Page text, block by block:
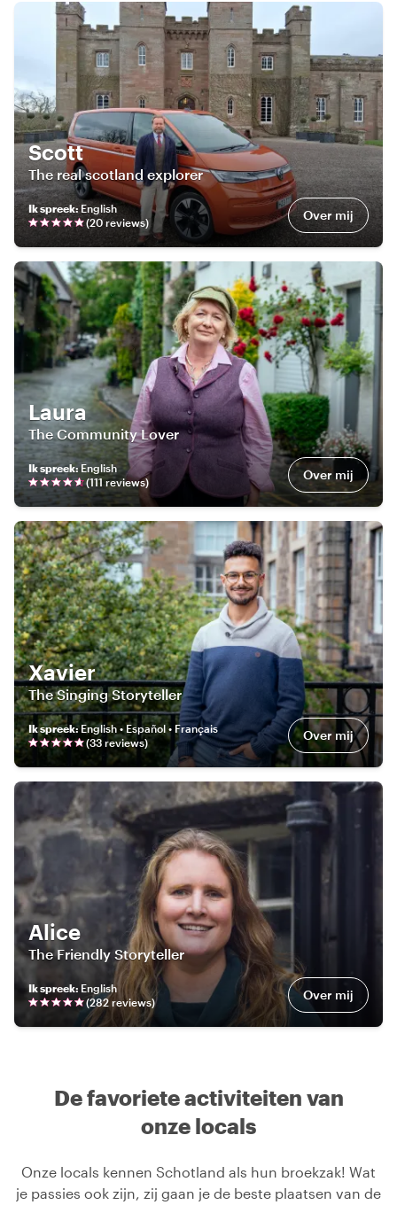
Scott
The real scotland explorer
Ik spreek: English
(20 reviews) Over mij
Laura
The Community Lover
Ik spreek:English
(111reviews) Over mij
Xavier
The Singing Storyteller
Ik spreek:English • Español • Français
(33 reviews) Over mij
Alice
The Friendly Storyteller
Ik spreek: English
(282 reviews) Over mij
De favoriete activiteiten van
onze locals
Onze locals kennen Schotland als hun broekzak! Wat
je passies ook zijn, zij gaan je de beste plaatsen van de